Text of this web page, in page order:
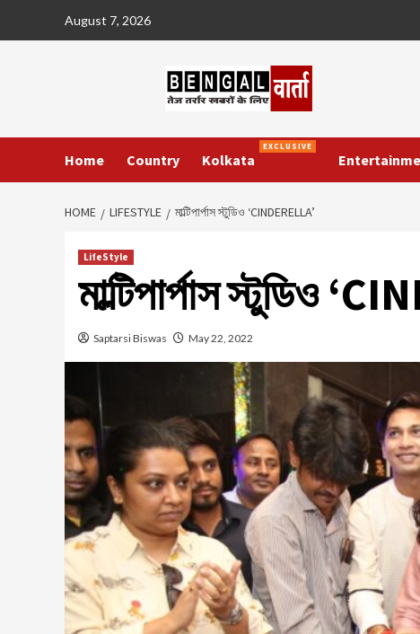
August 7, 2026
Home Country Kolkata
EXCLUSIVE
HOME LIFESTYLE মাল্টিপার্পাস স্টুডিও ‘CINDERELLA’
LifeStyle
মাল্টিপার্পাস স্টুডিও
Saptarsi Biswas May 22, 2022